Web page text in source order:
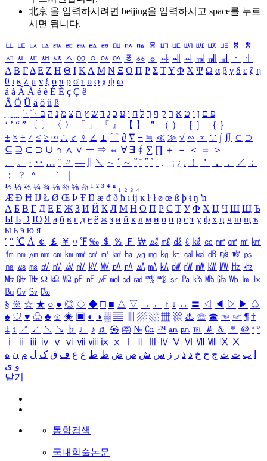
北京 을 입력하시려면 beijing을 입력하시고 space를 누르
시면 됩니다.
ㅥ ㅦ ㅧ ㅨ ㅩ ㅪ ㅫ ㅬ ㅭ ㅮ ㅯ ㅰ ㅱ ㅲ ㅳ ㅴ ㅵ ㅶ ㅷ ㅸ
ㅹ
ㅺ ㅻ ㅼ ㅽ ㅾ ㅿ ㆀ ㆁ ㆂ ㆃ ㆄ ㆅ ㆆ ㆇ ㆈ ㆉ ㆊ ㆋ ㆌ ㆍ
ㆎ
Α Β ΓΔ Ε Ζ Η Θ Ι ΚΛ Μ Ν Ξ Ο Π Ρ Σ ΤΥ Φ Χ Ψ Ω α β γ δ ε ζ η
θ ι κ λ μ ν ξ ο π ρ σ τ υ φ χ ψ ω
á à Á À é è É È ç Ç ê
Ä Ö Ü ä ö ü ß
ִֶֹ ֻּ ׁׂ פ ם ן ו ט א ר ק ף ך ל ח י ע כ ג ד ש ץ ת צ מ נ ה ב
‘ ’ “ ” 〔 〕 〈 〉 「 」 『 』 【 】 ＂ （ ） ［ ］ ｛ ｝
± × ÷ ≠ ≤ ≥ ∞ ∴ ♂ ♀ ∠ ⊥ ⌒ ∂ ∇ ≡ ≒ ≪ ≫ √ ∽ ∝ ∵ ∫ ∬ ∈ ∋
⊆ ⊇ ⊂ ⊃ ∪ ∩ ∧ ∨ ￢ ⇒ ⇔ ∀ ∃ ∮ ∑ ∏ ＋ － ＜ ＝
＞
、
。 · ‥ … ¨ 〃 ― ＼ ∼ ´ ～ ˇ ˘ ˝ ˚ ˙ ¸ ¡ ¿ ː ！ ＇ ， ． ／
：
；
？ ＾ ｀
½ ⅓ ⅔ ¼ ¾ ⅛ ⅜ ⅝ ⅞ ¹ ² ³ ⁴ ⁿ ₁ ₂ ₃ ₄
Æ Ð Ħ Ĳ Ł Ø Œ Þ Ŧ Ŋ æ đ ð ħ ı ĳ ĸ ŀ ł ø œ ß þ ŧ ŋ ŉ
А Б В Г Д Е Ё Ж З И Й К Л М Н О П Р С Т У Ф Х Ц Ч Ш Щ Ъ
Ы Ь Э Ю Я а б в г д е ё ж з и й к л м н о п р с т у ф х ц ч ш щ ъ
ы ь э ю я
′ ″ ℃ Å ￠ ￡ ￥ ¤ ℉ ‰ ＄ ％ Ｆ ￦ ㎕ ㎖ ㎗ ℓ ㎘ ㏄ ㎣ ㎤ ㎥ ㎦
㎙ ㎚ ㎛ ㎜ ㎝ ㎞ ㎟ ㎠ ㎡ ㎢ ㏊ ㎍ ㎎ ㎏ ㏏ ㎈ ㎉ ㏈ ㎧ ㎨ ㎰
㎱ ㎲ ㎳ ㎴ ㎵ ㎶ ㎷ ㎸ ㎹ ㎀ ㎁ ㎂ ㎃ ㎄ ㎺ ㎻ ㎽ ㎾ ㎿ ㎐ ㎑
㎒ ㎓ ㎔ Ω ㏀ ㏁ ㎊ ㎋ ㎌ ㏖ ㏅ ㎭ ㎮ ㎯ ㏛ ㎩ ㎪ ㎫ ㎬ ㏝ ㏐
㏓
㏃ ㏉ ㏜ ㏆
§ ※ ☆ ★ ○ ● ◎ ◇ ◆ □ ■ △ ▽ → ← ↑ ↓ ↔ 〓 ◁ ◀ ▷ ▶ ♤
♠ ♡ ♥ ♧ ♣ ⊙ ◈ ▣ ◐ ◑ ▒ ▤ ▨ ▧ ▦ ▩ ♨ ☏ ☎ ☜ ☞ ¶ †
‡ ↕ ↗ ↙ ↖ ↘ ♭ ♩ ♪ ♬ ㉿ ㈜ № ㏇ ™ ㏂ ㏘ ℡ ＃ ＆ ＊ ＠ ª º
ⅰ
ⅱ ⅲ ⅳ ⅴ ⅵ ⅶ ⅷ ⅸ ⅹ Ⅳ Ⅴ Ⅵ Ⅶ Ⅷ Ⅸ Ⅹ
ب ت ث ج ح خ د ذ ر ز س ش ص ض ط ظ ع غ ف ق ک ل م ن ه
و ی
닫기
통합검색
국내학술논문